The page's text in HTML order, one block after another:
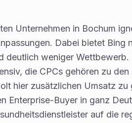
Unternehmen in Bochum
Dabei bietet Bing
deutlich weniger
die CPCs gehören zu
hier zusätzlichen Umsatz zu
Enterprise-Buyer in ganz
auf die